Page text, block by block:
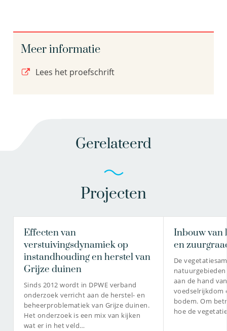
Meer informatie
Lees het proefschrift
Gerelateerd
Projecten
Effecten van
verstuivingsdynamiek op
instandhouding en herstel van
Grijze duinen
Sinds 2012 wordt in DPWE verband
onderzoek verricht aan de herstel- en
beheerproblematiek van Grijze duinen.
Het onderzoek is een mix van kijken
wat er in het veld…
Inbouw van
en
De
aan de hand
voedselrijkdom
bodem. Om
hoe de